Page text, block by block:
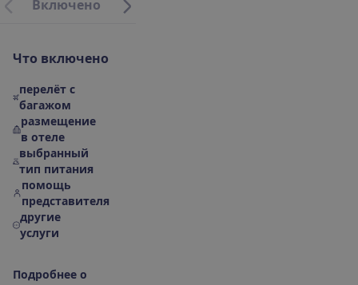
Включено ес
Что включено
перелёт с
багажом
размещение
в отеле
выбранный
тип питания
помощь
представителя
другие
услуги
Подробнее о